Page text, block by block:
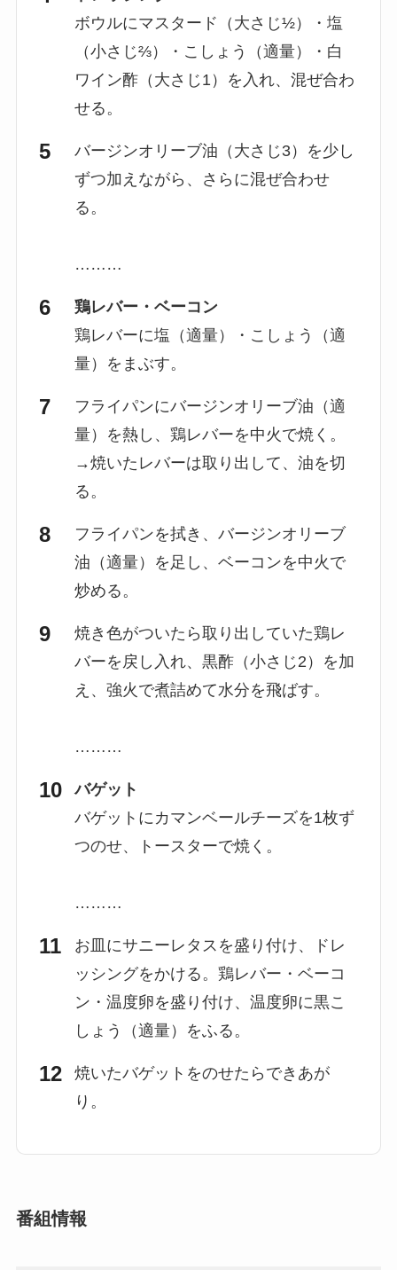
ボウルにマスタード（大さじ½）・塩
（小さじ⅔）・こしょう（適量）・白
ワイン酢（大さじ1）を入れ、混ぜ合わ
せる。
バージンオリーブ油（大さじ3）を少し
ずつ加えながら、さらに混ぜ合わせ
る。
………
鶏レバー・ベーコン
鶏レバーに塩（適量）・こしょう（適
量）をまぶす。
フライパンにバージンオリーブ油（適
量）を熱し、鶏レバーを中火で焼く。
→焼いたレバーは取り出して、油を切
る。
フライパンを拭き、バージンオリーブ
油（適量）を足し、ベーコンを中火で
炒める。
焼き色がついたら取り出していた鶏レ
バーを戻し入れ、黒酢（小さじ2）を加
え、強火で煮詰めて水分を飛ばす。
………
バゲット
バゲットにカマンベールチーズを1枚ず
つのせ、トースターで焼く。
………
お皿にサニーレタスを盛り付け、ドレ
ッシングをかける。鶏レバー・ベーコ
ン・温度卵を盛り付け、温度卵に黒こ
しょう（適量）をふる。
焼いたバゲットをのせたらできあが
り。
番組情報